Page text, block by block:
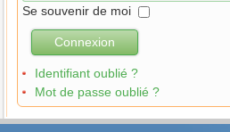
Se souvenir de moi
Connexion
Identifiant oublié ?
Mot de passe oublié ?